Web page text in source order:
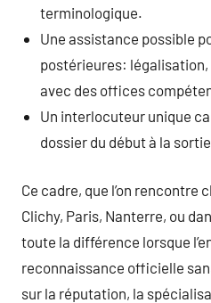
terminologique.
Une assistance possible
postérieures:
avec des offices
Un interlocuteur unique
dossier du début à la
Ce cadre, que l’on rencontre
Clichy, Paris, Nanterre, ou
toute la différence lorsque
reconnaissance officielle
sur la réputation, la